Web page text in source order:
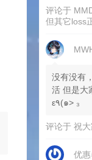
评论于
但其它loss
没有没有
活 但是大
ε٩(๑> ₃
评论于祝
优